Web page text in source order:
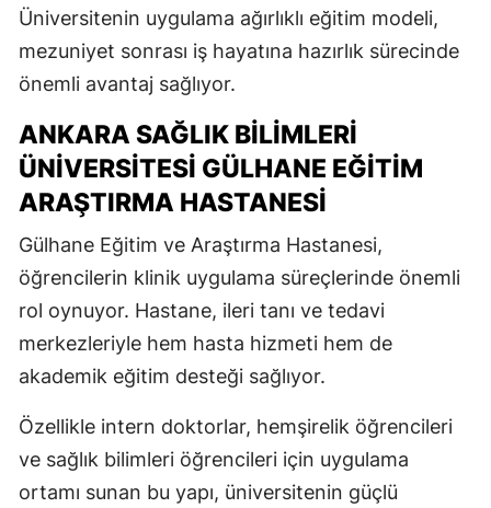
Üniversitenin uygulama ağırlıklı eğitim modeli,
mezuniyet sonrası iş hayatına hazırlık sürecinde
önemli avantaj sağlıyor.
ANKARA SAĞLIK BILIMLERI
ÜNIVERSITESI GÜLHANE EĞITIM
ARAŞTIRMA HASTANESI
Gülhane Eğitim ve Araştırma Hastanesi,
öğrencilerin klinik uygulama süreçlerinde önemli
rol oynuyor. Hastane, ileri tanı ve tedavi
merkezleriyle hem hasta hizmeti hem de
akademik eğitim desteği sağlıyor.
Özellikle intern doktorlar, hemşirelik öğrencileri
ve sağlık bilimleri öğrencileri için uygulama
ortamı sunan bu yapı, üniversitenin güçlü